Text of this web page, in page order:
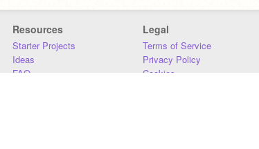
Resources
Starter Projects
Ideas
FAQ
Legal
Terms of Service
Privacy Policy
Cookies